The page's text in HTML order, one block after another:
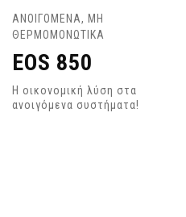
ΑΝΟΙΓΟΜΕΝΑ, ΜΗ
ΘΕΡΜΟΜΟΝΩΤΙΚΑ
EOS 850
Η οικονομική λύση στα
ανοιγόμενα συστήματα!